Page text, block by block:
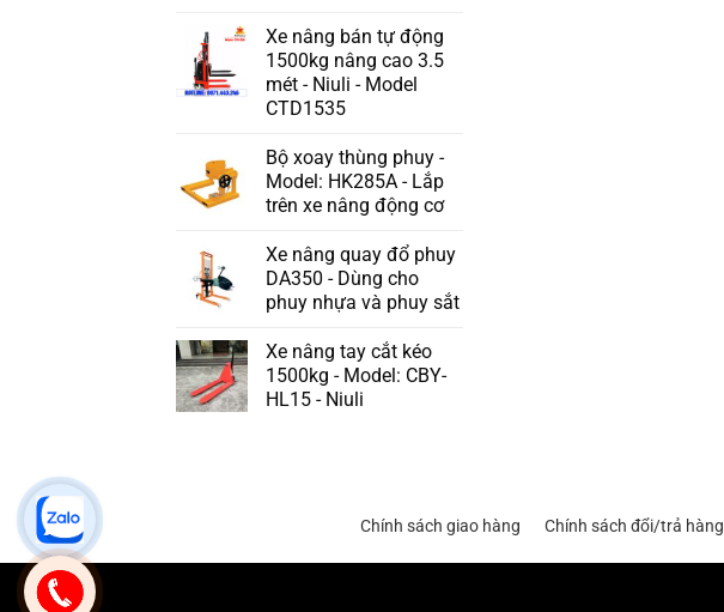
Xe nâng bán tự động
1500kg nâng cao 3.5
mét - Niuli - Model
CTD1535
Bộ xoay thùng phuy -
Model: HK285A - Lắp
trên xe nâng động cơ
Xe nâng quay đổ phuy
DA350 - Dùng cho
phuy nhựa và phuy sắt
Xe nâng tay cắt kéo
1500kg - Model: CBY-
HL15 - Niuli
Chính sách giao hàng Chính sách đổi/trả hàng